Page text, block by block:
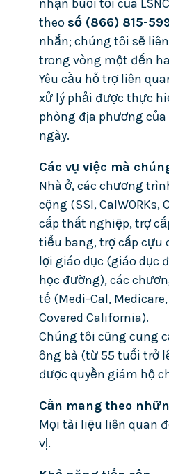
nhận buổi tối của
theo số (866) 815-
nhắn; chúng tôi sẽ
trong vòng một đến
Yêu cầu hỗ trợ liên
xử lý phải được thực
phòng địa phương của
ngày.
Các vụ việc mà
Nhà ở, các chương
cộng (SSI, CalWORKs,
cấp thất nghiệp, trợ
tiểu bang, trợ cấp cựu
lợi giáo dục (giáo dục
học đường), các
tế (Medi-Cal,
Covered California).
Chúng tôi cũng cung
ông bà (từ 55 tuổi trở
được quyền giám hộ
Cần mang theo
Mọi tài liệu liên quan
vị.